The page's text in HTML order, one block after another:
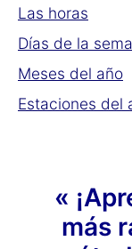
Las horas
Días de la
Meses del año
Estaciones del
«
más